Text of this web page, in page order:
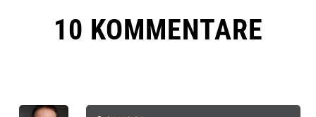
10 KOMMENTARE